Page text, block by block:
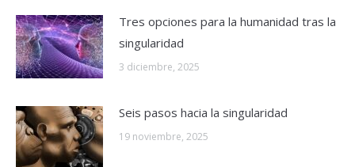
Tres opciones para la humanidad tras la
singularidad
3 diciembre, 2025
Seis pasos hacia la singularidad
19 noviembre, 2025